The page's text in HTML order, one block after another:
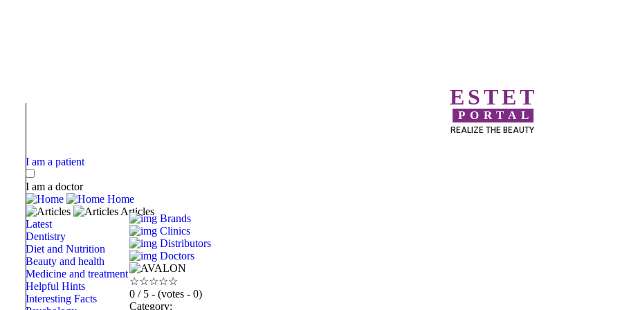
ESTET
PORTAL
REALIZE THE BEAUTY
I am a patient
I am a doctor
Home
Articles
Latest
Dentistry
Diet and Nutrition
Beauty and health
Medicine and treatment
Helpful Hints
Interesting Facts
Brands
Clinics
Distributors
Doctors
☆☆☆☆☆
0/ 5 - (votes - 0)
Category: